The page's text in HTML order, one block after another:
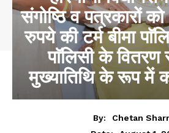
संगोष्ठि व पत्रकारों
रुपये की टर्म बीमा
पाॅलिसी के वितरण
मुख्यातिथि के रूप में
By:
Chetan